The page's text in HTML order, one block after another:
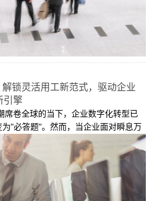
解锁灵活用工新范式，驱动企业
引擎
席卷全球的当下，企业数字化转型已
为"必答题"。然而，当企业面对瞬息万
项目制的技术需求以及核心业务与IT
时，传统固定用工模式逐渐显露出局